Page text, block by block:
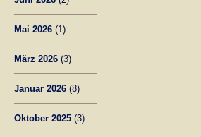
Mai 2026 (1)
März 2026 (3)
Januar 2026 (8)
Oktober 2025 (3)